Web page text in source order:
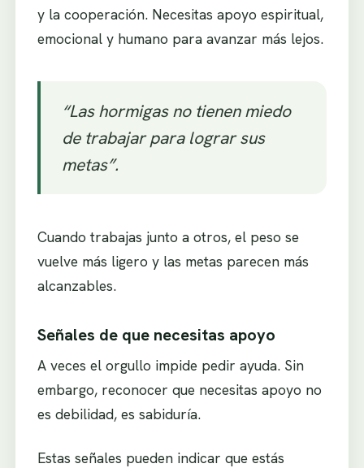
y la cooperación. Necesitas apoyo espiritual,
emocional y humano para avanzar más lejos.
“Las hormigas no tienen miedo
de trabajar para lograr sus
metas”.
Cuando trabajas junto a otros, el peso se
vuelve más ligero y las metas parecen más
alcanzables.
Señales de que necesitas apoyo
A veces el orgullo impide pedir ayuda. Sin
embargo, reconocer que necesitas apoyo no
es debilidad, es sabiduría.
Estas señales pueden indicar que estás